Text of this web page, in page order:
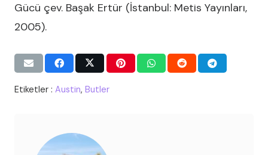
Gücü çev. Başak Ertür (İstanbul: Metis Yayınları,
2005).
Etiketler : Austin, Butler